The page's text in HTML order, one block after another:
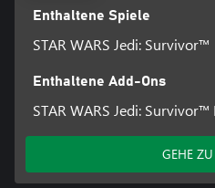
Enthaltene Spiele
STAR WARS Jedi: Survivor™
Enthaltene Add-Ons
STAR WARS Jedi:
GEHE ZU